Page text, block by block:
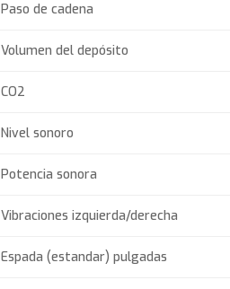
Paso de cadena
Volumen del depósito
CO2
Nivel sonoro
Potencia sonora
Vibraciones izquierda/derecha
Espada (estandar) pulgadas